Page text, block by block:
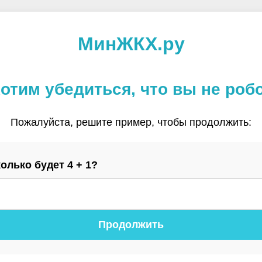
МинЖКХ.ру
убедиться, что вы не
Пожалуйста, решите пример, чтобы продолжить:
будет 4 + 1?
Продолжить